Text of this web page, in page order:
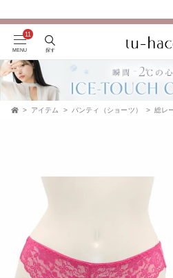
会員登録で今すぐ使えるポ
MENU 探す
アイテム パンティ（ショーツ） 総レ